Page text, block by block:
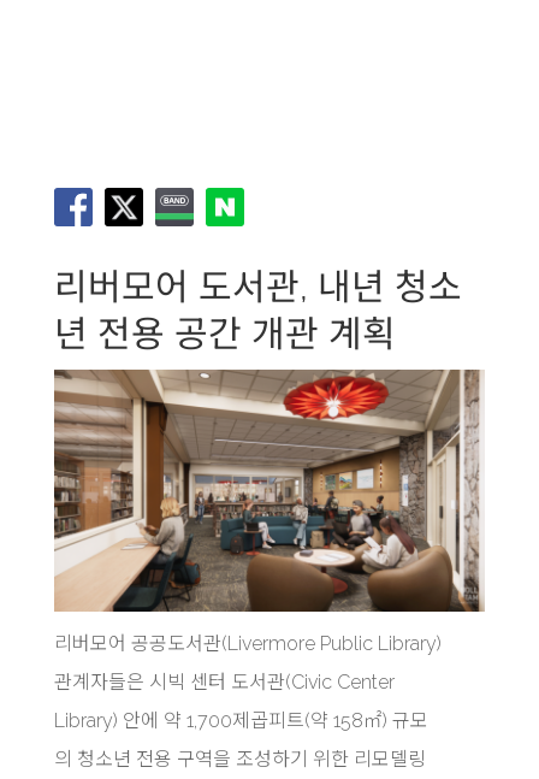
리버모어 도서관, 내년 청소
년 전용 공간 개관 계획
리버모어 공공도서관(Livermore Public Library)
관계자들은 시빅 센터 도서관(Civic Center
Library) 안에 약 1,700제곱피트(약 158㎡) 규모
의 청소년 전용 구역을 조성하기 위한 리모델링